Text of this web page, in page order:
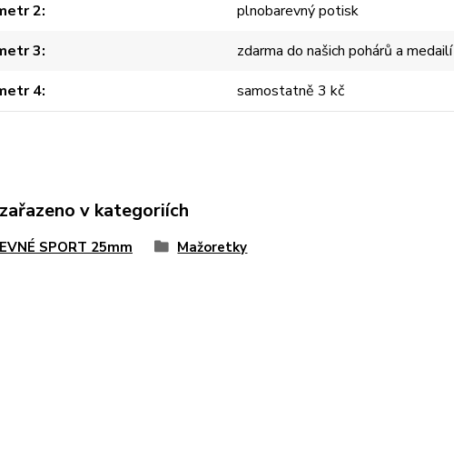
2
plnobarevný potisk
3
zdarma do našich pohárů a medailí
4
samostatně 3 kč
v kategoriích
SPORT 25mm Mažoretky